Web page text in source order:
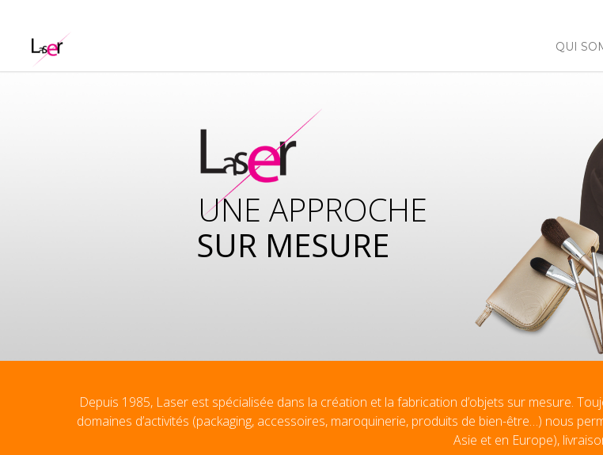
QUI
SUR MESURE
UNE APPROCHE
Depuis 1985, Laser est spécialisée dans la création et la fabrication d’objets sur mesure.
domaines d’activités (packaging, accessoires, maroquinerie, produits de bien-être…) nous
Asie et en Europe),